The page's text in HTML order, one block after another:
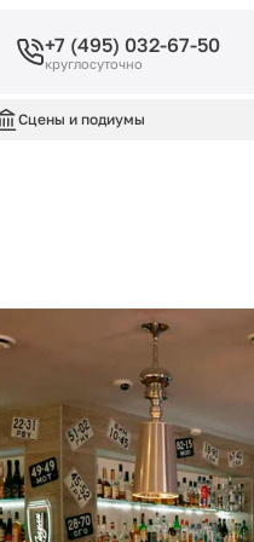
+7 (495) 032-67-50
круглосуточно
Сцены и подиумы